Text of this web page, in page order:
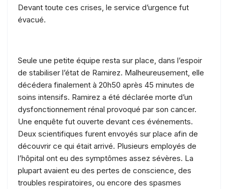
Devant toute ces crises, le service d’urgence fut
évacué.
Seule une petite équipe resta sur place, dans l’espoir
de stabiliser l’état de Ramirez. Malheureusement, elle
décédera finalement à 20h50 après 45 minutes de
soins intensifs. Ramirez a été déclarée morte d’un
dysfonctionnement rénal provoqué par son cancer.
Une enquête fut ouverte devant ces événements.
Deux scientifiques furent envoyés sur place afin de
découvrir ce qui était arrivé. Plusieurs employés de
l’hôpital ont eu des symptômes assez sévères. La
plupart avaient eu des pertes de conscience, des
troubles respiratoires, ou encore des spasmes